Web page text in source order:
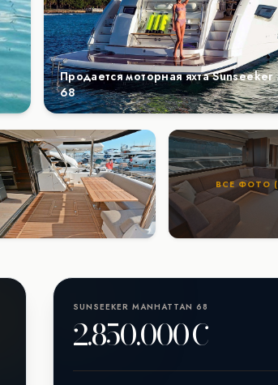
Продается моторная яхта
68
ВСЕ ФОТО
SUNSEEKER MANHATTAN 68
2.850.000€